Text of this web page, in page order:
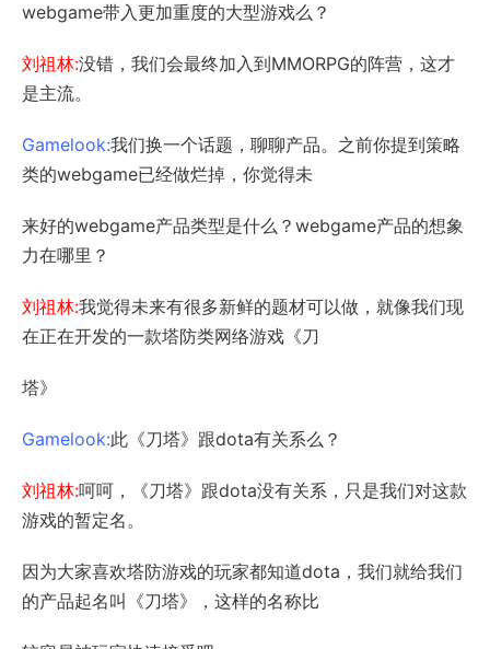
webgame带入更加重度的大型游戏么？
刘祖林:没错，我们会最终加入到MMORPG的阵营，这才
是主流。
Gamelook:我们换一个话题，聊聊产品。之前你提到策略
类的webgame已经做烂掉，你觉得未
来好的webgame产品类型是什么？webgame产品的想象
力在哪里？
刘祖林:我觉得未来有很多新鲜的题材可以做，就像我们现
在正在开发的一款塔防类网络游戏《刀
塔》
Gamelook:此《刀塔》跟dota有关系么？
刘祖林:呵呵，《刀塔》跟dota没有关系，只是我们对这款
游戏的暂定名。
因为大家喜欢塔防游戏的玩家都知道dota，我们就给我们
的产品起名叫《刀塔》，这样的名称比